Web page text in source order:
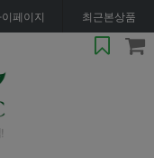
페이지 최근본상품